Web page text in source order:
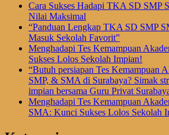
Cara Sukses Hadapi TKA SD SMP
Nilai Maksimal
“Panduan Lengkap TKA SD SMP
Masuk Sekolah Favorit”
Menghadapi Tes Kemampuan
Sukses Lolos Sekolah Impian!
“Butuh persiapan Tes Kemampuan
SMP, & SMA di Surabaya? Simak
impian bersama Guru Privat
Menghadapi Tes Kemampuan
SMA: Kunci Sukses Lolos Sekolah